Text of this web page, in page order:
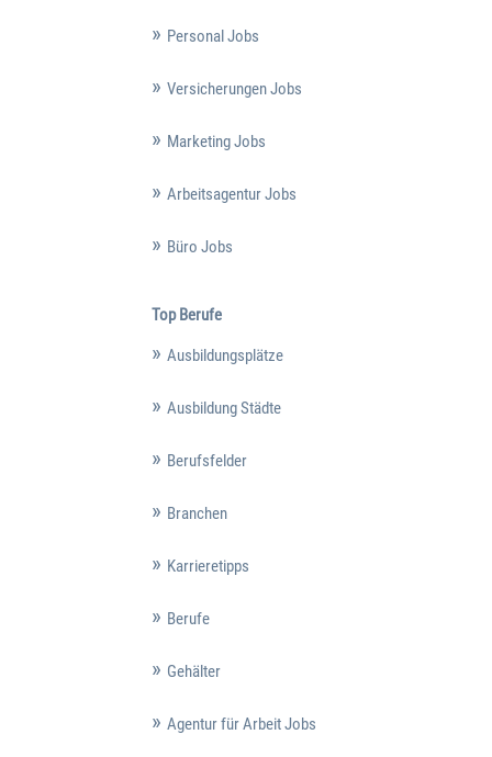
Personal Jobs
Versicherungen Jobs
Marketing Jobs
Arbeitsagentur Jobs
Büro Jobs
Top Berufe
Ausbildungsplätze
Ausbildung Städte
Berufsfelder
Branchen
Karrieretipps
Berufe
Gehälter
Agentur für Arbeit Jobs